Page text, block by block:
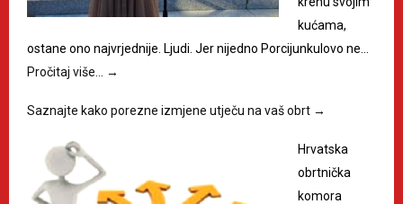
kućama,
ostane ono najvrjednije. Ljudi. Jer nijedno Porcijunkulovo ne…
Pročitaj više…
→
Saznajte kako porezne izmjene utječu na vaš obrt →
Hrvatska
obrtnička
komora